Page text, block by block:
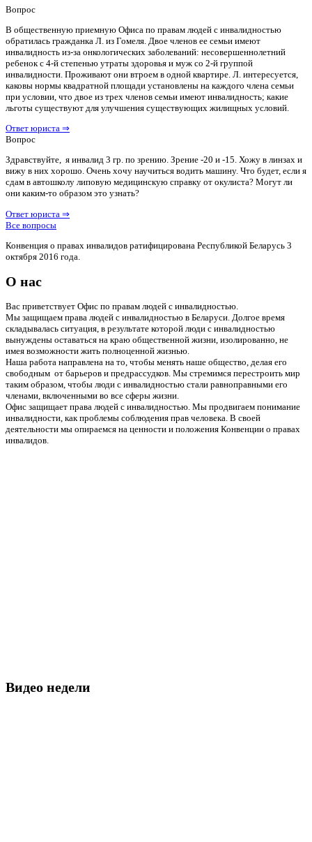
Вопрос
В общественную приемную Офиса по правам людей с инвалидностью
обратилась гражданка Л. из Гомеля. Двое членов ее семьи имеют
инвалидность из-за онкологических заболеваний: несовершеннолетний
ребенок с 4-й степенью утраты здоровья и муж со 2-й группой
инвалидности. Проживают они втроем в одной квартире. Л. интересуется,
каковы нормы квадратной площади установлены на каждого члена семьи
при условии, что двое из трех членов семьи имеют инвалидность; какие
льготы существуют для улучшения существующих жилищных условий.
Ответ юриста ⇒
Вопрос
Здравствуйте, я инвалид 3 гр. по зрению. Зрение -20 и -15. Хожу в линзах и
вижу в них хорошо. Очень хочу научиться водить машину. Что будет, если я
сдам в автошколу липовую медицинскую справку от окулиста? Могут ли
они каким-то образом это узнать?
Ответ юриста ⇒
Все вопросы
Конвенция о правах инвалидов ратифицирована Республикой Беларусь 3
октября 2016 года.
О нас
Вас приветствует Офис по правам людей с инвалидностью.
Мы защищаем права людей с инвалидностью в Беларуси. Долгое время
складывалась ситуация, в результате которой люди с инвалидностью
вынуждены оставаться на краю общественной жизни, изолированно, не
имея возможности жить полноценной жизнью.
Наша работа направлена на то, чтобы менять наше общество, делая его
свободным от барьеров и предрассудков. Мы стремимся перестроить мир
таким образом, чтобы люди с инвалидностью стали равноправными его
членами, включенными во все сферы жизни.
Офис защищает права людей с инвалидностью. Мы продвигаем понимание
инвалидности, как проблемы соблюдения прав человека. В своей
деятельности мы опираемся на ценности и положения Конвенции о правах
инвалидов.
Видео недели